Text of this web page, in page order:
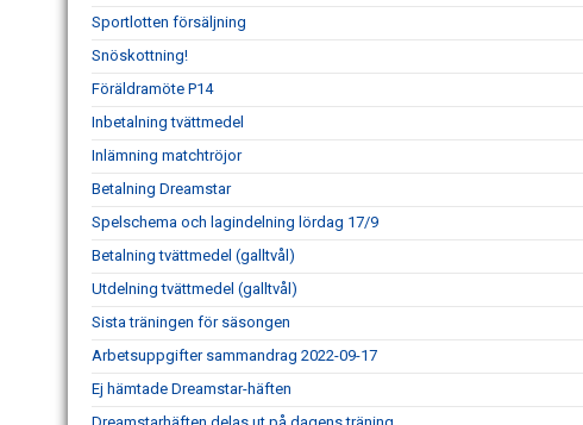
Sportlotten försäljning
Snöskottning!
Föräldramöte P14
Inbetalning tvättmedel
Inlämning matchtröjor
Betalning Dreamstar
Spelschema och lagindelning lördag 17/9
Betalning tvättmedel (galltvål)
Utdelning tvättmedel (galltvål)
Sista träningen för säsongen
Arbetsuppgifter sammandrag 2022-09-17
Ej hämtade Dreamstar-häften